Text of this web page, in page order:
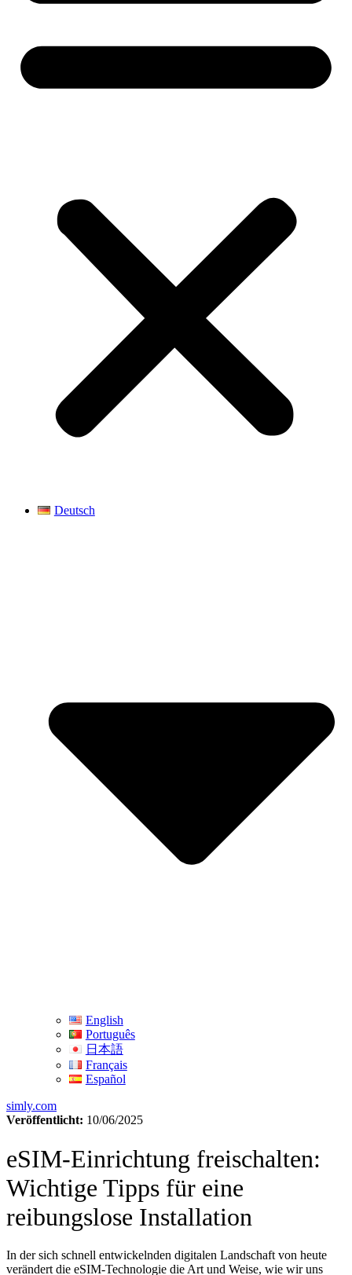
Deutsch
English
Português
日本語
Français
Español
simly.com
Veröffentlicht: 10/06/2025
eSIM-Einrichtung freischalten:
Wichtige Tipps für eine
reibungslose Installation
In der sich schnell entwickelnden digitalen Landschaft von heute
verändert die eSIM-Technologie die Art und Weise, wie wir uns